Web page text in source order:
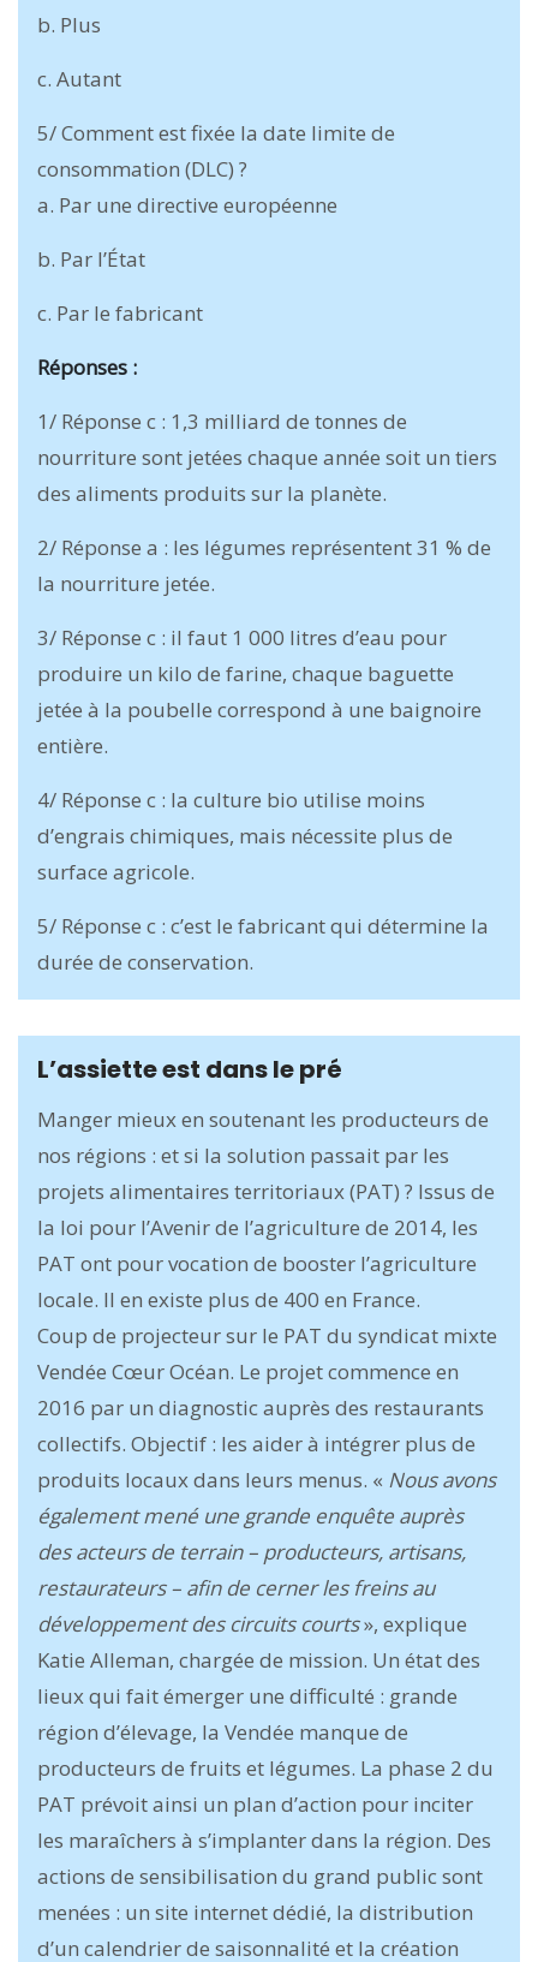
b. Plus
c. Autant
5/ Comment est fixée la date limite de
consommation (DLC) ?
a. Par une directive européenne
b. Par l’État
c. Par le fabricant
Réponses :
1/ Réponse c : 1,3 milliard de tonnes de
nourriture sont jetées chaque année soit un tiers
des aliments produits sur la planète.
2/ Réponse a : les légumes représentent 31 % de
la nourriture jetée.
3/ Réponse c : il faut 1 000 litres d’eau pour
produire un kilo de farine, chaque baguette
jetée à la poubelle correspond à une baignoire
entière.
4/ Réponse c : la culture bio utilise moins
d’engrais chimiques, mais nécessite plus de
surface agricole.
5/ Réponse c : c’est le fabricant qui détermine la
durée de conservation.
L’assiette est dans le pré
Manger mieux en soutenant les producteurs de
nos régions : et si la solution passait par les
projets alimentaires territoriaux (PAT) ? Issus de
la loi pour l’Avenir de l’agriculture de 2014, les
PAT ont pour vocation de booster l’agriculture
locale. Il en existe plus de 400 en France.
Coup de projecteur sur le PAT du syndicat mixte
Vendée Cœur Océan. Le projet commence en
2016 par un diagnostic auprès des restaurants
collectifs. Objectif : les aider à intégrer plus de
produits locaux dans leurs menus. « Nous avons
également mené une grande enquête auprès
des acteurs de terrain – producteurs, artisans,
restaurateurs – afin de cerner les freins au
développement des circuits courts», explique
Katie Alleman, chargée de mission. Un état des
lieux qui fait émerger une difficulté : grande
région d’élevage, la Vendée manque de
producteurs de fruits et légumes. La phase 2 du
PAT prévoit ainsi un plan d’action pour inciter
les maraîchers à s’implanter dans la région. Des
actions de sensibilisation du grand public sont
menées : un site internet dédié, la distribution
d’un calendrier de saisonnalité et la création